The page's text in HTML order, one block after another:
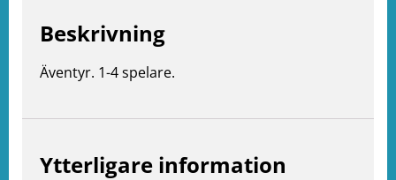
Beskrivning
Äventyr. 1-4 spelare.
Ytterligare information